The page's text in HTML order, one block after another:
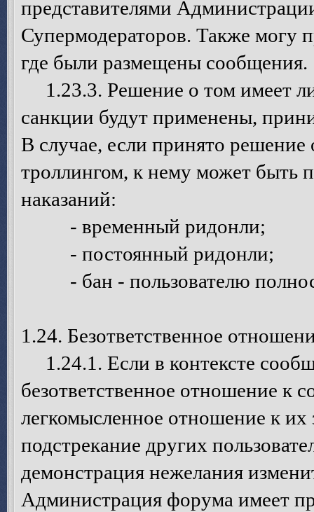
представителями
Супермодераторов. Также могу
где были размещены сообщения.
1.23.3. Решение о том имеет
санкции будут применены,
В случае, если принято решение
троллингом, к нему может быть
наказаний:
- временный ридонли;
- постоянный ридонли;
- бан - пользователю
1.24. Безответственное
1.24.1. Если в контексте
безответственное отношение к
легкомысленное отношение к
подстрекание других
демонстрация нежелания
Администрация форума имеет